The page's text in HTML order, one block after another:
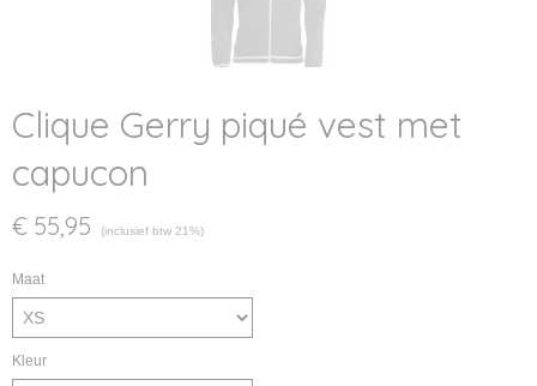
Clique Gerry piqué vest met
capucon
€ 55,95 (inclusief btw 21%)
Maat
Kleur